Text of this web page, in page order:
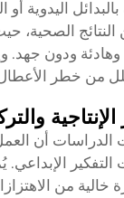
بالبدائل اليدوية
الصحية،
ودون جهد.
من خطر الأعطال
الدراسات أن
التفكير
خالية من